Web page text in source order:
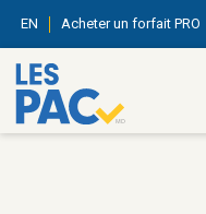
EN Acheter un forfait PRO